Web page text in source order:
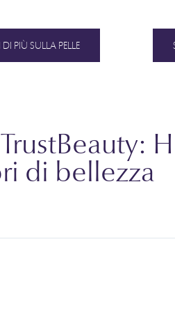
DI PIÙ SULLA PELLE
di bellezza